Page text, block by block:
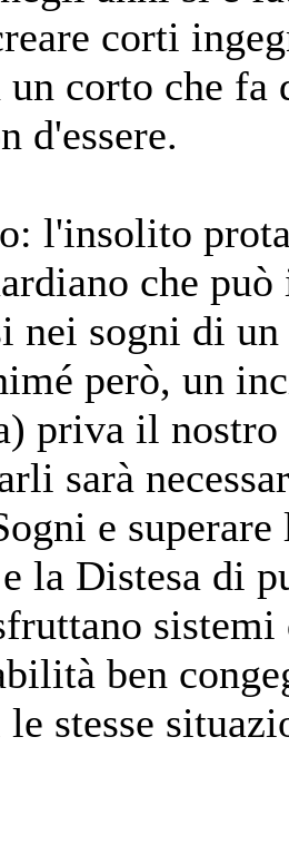
corti
corto che fa
d'essere.
l'insolito
che
nei sogni di
però, un
priva il
sarà
e
la Distesa di
ben
stesse